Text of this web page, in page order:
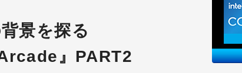
景を探る
』PART2